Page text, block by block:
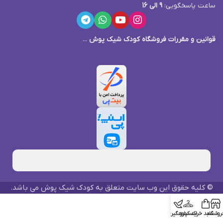
ساعت پاسخگویی: 9 الی 16
قوانین و مقررات فروشگاه کودک شیک پوش ...
© کلیه حقوق این وب سایت متعلق به کودک شیک پوش می باشد.
سبد خریداکسپلور
کدرهگیری